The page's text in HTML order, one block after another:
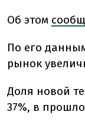
Об этом
По его
рынок
Доля новой
37%, в